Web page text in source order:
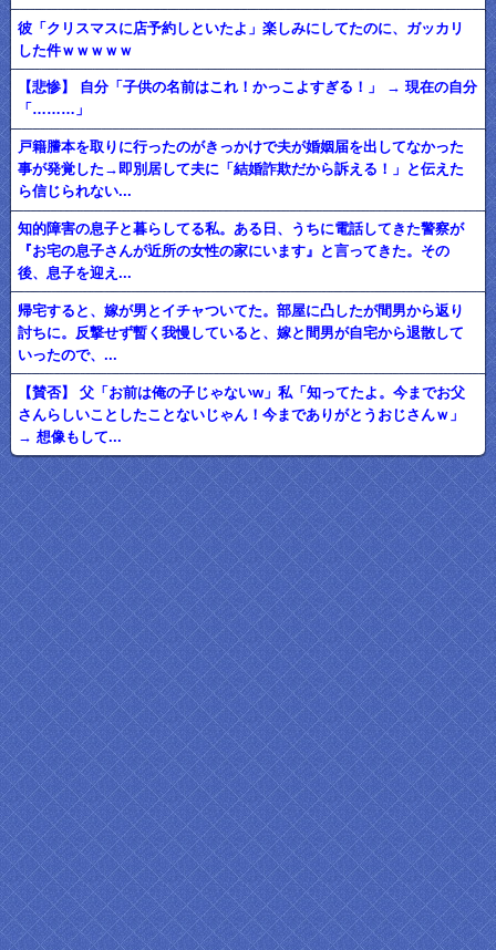
彼「クリスマスに店予約しといたよ」楽しみにしてたのに、ガッカリ
した件ｗｗｗｗｗ
【悲惨】 自分「子供の名前はこれ！かっこよすぎる！」 → 現在の自分
「………」
戸籍謄本を取りに行ったのがきっかけで夫が婚姻届を出してなかった
事が発覚した→即別居して夫に「結婚詐欺だから訴える！」と伝えた
ら信じられない...
知的障害の息子と暮らしてる私。ある日、うちに電話してきた警察が
『お宅の息子さんが近所の女性の家にいます』と言ってきた。その
後、息子を迎え...
帰宅すると、嫁が男とイチャついてた。部屋に凸したが間男から返り
討ちに。反撃せず暫く我慢していると、嫁と間男が自宅から退散して
いったので、...
【賛否】 父「お前は俺の子じゃないw」私「知ってたよ。今までお父
さんらしいことしたことないじゃん！今までありがとうおじさんｗ」
→ 想像もして...